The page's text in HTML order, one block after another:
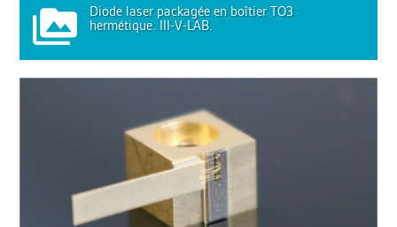
Diode laser packagée en boîtier TO3
hermétique. III-V-LAB.